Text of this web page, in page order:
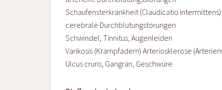
Schaufensterkrankheit (Claudicatio intermittens)
cerebrale Durchblutungstörungen
Schwindel, Tinnitus, Augenleiden
Varikosis (Krampfadern) Arteriosklerose
Ulcus cruris, Gangrän, Geschwüre